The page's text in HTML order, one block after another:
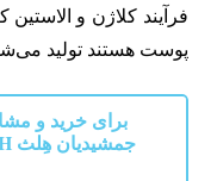
فرآیند کلاژن و
پوست هستند تولید
برای خرید و